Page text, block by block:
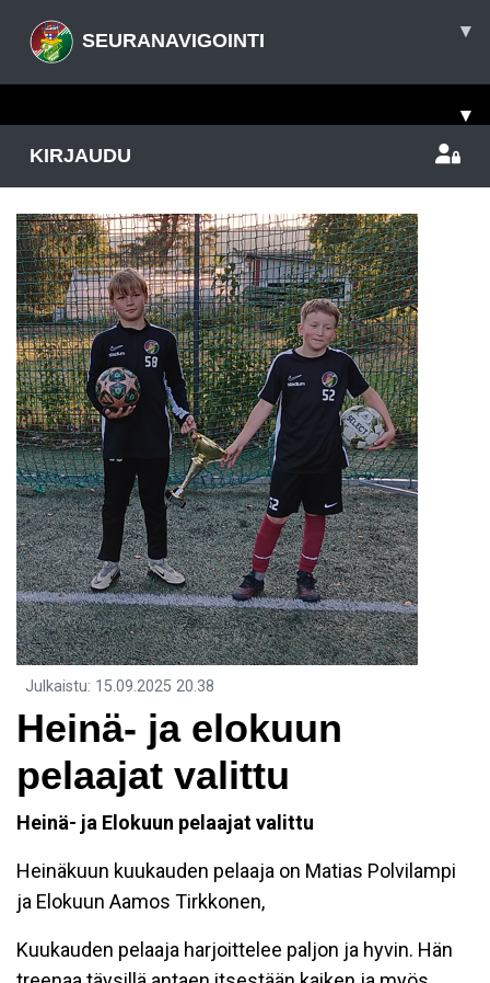
SEURANAVIGOINTI ▾
▾
KIRJAUDU
Julkaistu: 15.09.2025 20.38
Heinä- ja elokuun
pelaajat valittu
Heinä- ja Elokuun pelaajat valittu
Heinäkuun kuukauden pelaaja on Matias Polvilampi
ja Elokuun Aamos Tirkkonen,
Kuukauden pelaaja harjoittelee paljon ja hyvin. Hän